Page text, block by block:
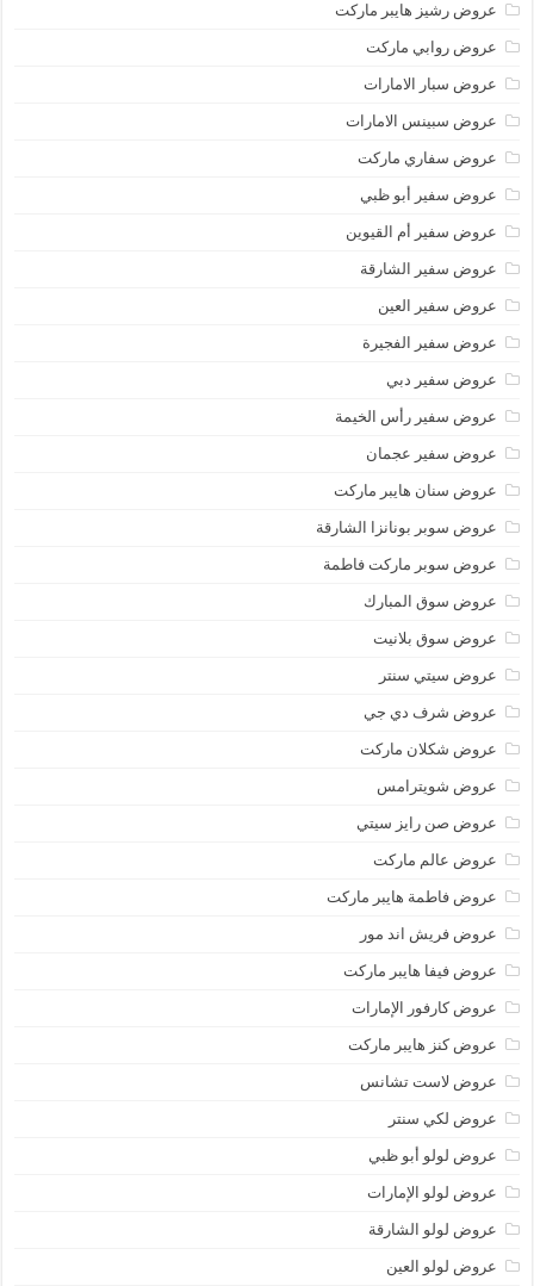
عروض رشيز هايبر ماركت
عروض روابي ماركت
عروض سبار الامارات
عروض سبينس الامارات
عروض سفاري ماركت
عروض سفير أبو ظبي
عروض سفير أم القيوين
عروض سفير الشارقة
عروض سفير العين
عروض سفير الفجيرة
عروض سفير دبي
عروض سفير رأس الخيمة
عروض سفير عجمان
عروض سنان هايبر ماركت
عروض سوبر بونانزا الشارقة
عروض سوبر ماركت فاطمة
عروض سوق المبارك
عروض سوق بلانيت
عروض سيتي سنتر
عروض شرف دي جي
عروض شكلان ماركت
عروض شويترامس
عروض صن رايز سيتي
عروض عالم ماركت
عروض فاطمة هايبر ماركت
عروض فريش اند مور
عروض فيفا هايبر ماركت
عروض كارفور الإمارات
عروض كنز هايبر ماركت
عروض لاست تشانس
عروض لكي سنتر
عروض لولو أبو ظبي
عروض لولو الإمارات
عروض لولو الشارقة
عروض لولو العين